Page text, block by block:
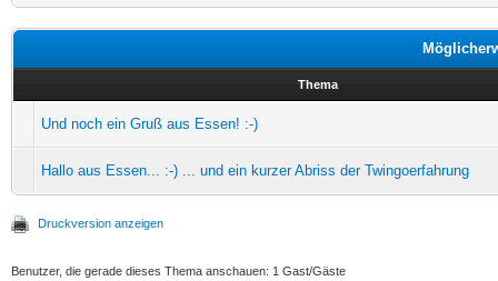
Thema
Und noch ein Gruß aus Essen! :-)
Hallo aus Essen... :-) ... und ein kurzer Abriss der Twingoerfahrung
Druckversion anzeigen
Benutzer, die gerade dieses Thema anschauen: 1 Gast/Gäste